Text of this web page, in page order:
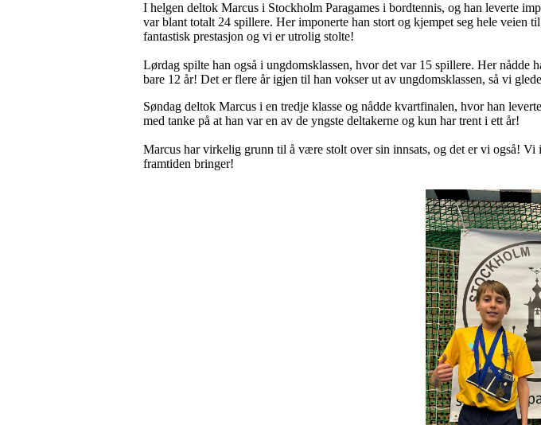
I helgen deltok Marcus i Stockholm Paragames i bordtennis, og han leverte
var blant totalt 24 spillere. Her imponerte han stort og kjempet seg hele veien
fantastisk prestasjon og vi er utrolig stolte!
Lørdag spilte han også i ungdomsklassen, hvor det var 15 spillere. Her
bare 12 år! Det er flere år igjen til han vokser ut av ungdomsklassen, så vi
Søndag deltok Marcus i en tredje klasse og nådde kvartfinalen, hvor han
med tanke på at han var en av de yngste deltakerne og kun har trent i ett år!
Marcus har virkelig grunn til å være stolt over sin innsats, og det er vi også!
framtiden bringer!